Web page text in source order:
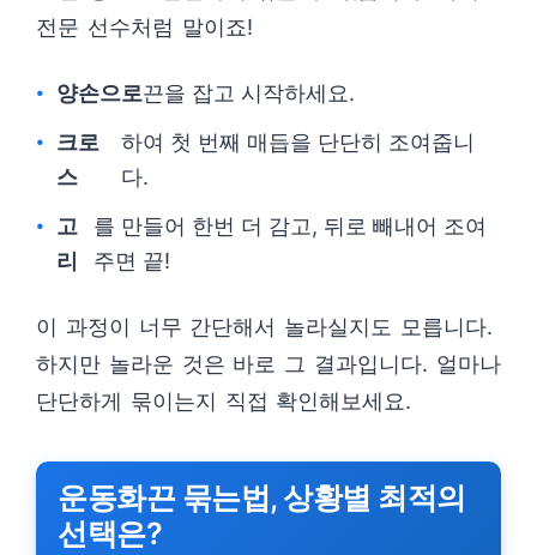
전문 선수처럼 말이죠!
양손으로끈을 잡고 시작하세요.
크로
스
하여 첫 번째 매듭을 단단히 조여줍니
다.
고
리
를 만들어 한번 더 감고, 뒤로 빼내어 조여
주면 끝!
이 과정이 너무 간단해서 놀라실지도 모릅니다.
하지만 놀라운 것은 바로 그 결과입니다. 얼마나
단단하게 묶이는지 직접 확인해보세요.
운동화끈 묶는법, 상황별 최적의
선택은?